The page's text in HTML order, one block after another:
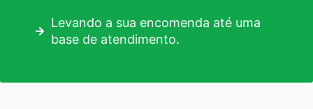
Levando a sua encomenda até uma
base de atendimento.